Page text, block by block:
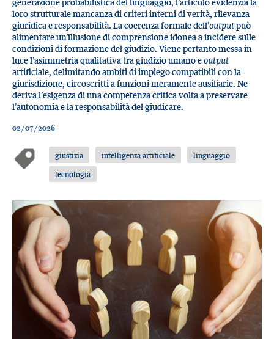
generazione probabilistica del linguaggio, l’articolo evidenzia la
loro strutturale mancanza di criteri interni di verità, rilevanza
giuridica e responsabilità. La coerenza formale dell’outputpuò
alimentare un’illusione di comprensione idonea a incidere sulle
condizioni di formazione del giudizio. Viene pertanto messa in
luce l’asimmetria qualitativa tra giudizio umano eoutput
artificiale, delimitando ambiti di impiego compatibili con la
giurisdizione, circoscritti a funzioni meramente ausiliarie. Ne
deriva l’esigenza di una competenza critica volta a preservare
l’autonomia e la responsabilità del giudicare.
02/07/2026
giustizia intelligenza artificiale
linguaggio
tecnologia